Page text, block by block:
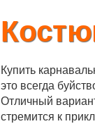
Купить
это всегда
Отличный
стремится к